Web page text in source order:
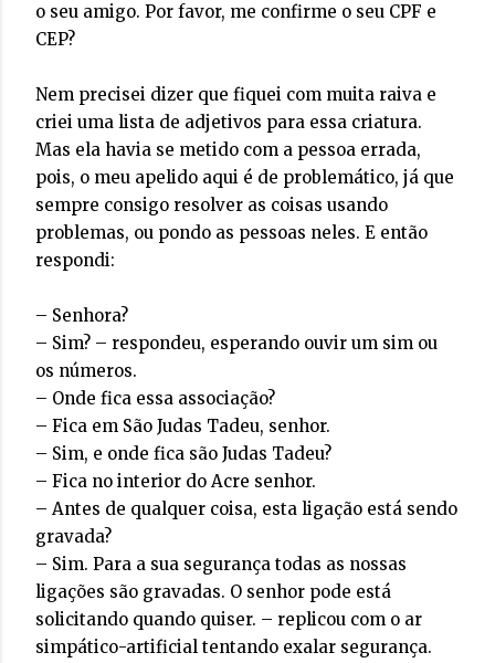
o seu amigo. Por favor, me confirme o seu CPF e
CEP?
Nem precisei dizer que fiquei com muita raiva e
criei uma lista de adjetivos para essa criatura.
Mas ela havia se metido com a pessoa errada,
pois, o meu apelido aqui é de problemático, já que
sempre consigo resolver as coisas usando
problemas, ou pondo as pessoas neles. E então
respondi:
– Senhora?
– Sim? – respondeu, esperando ouvir um sim ou
os números.
– Onde fica essa associação?
– Fica em São Judas Tadeu, senhor.
– Sim, e onde fica são Judas Tadeu?
– Fica no interior do Acre senhor.
– Antes de qualquer coisa, esta ligação está sendo
gravada?
– Sim. Para a sua segurança todas as nossas
ligações são gravadas. O senhor pode está
solicitando quando quiser. – replicou com o ar
simpático-artificial tentando exalar segurança.